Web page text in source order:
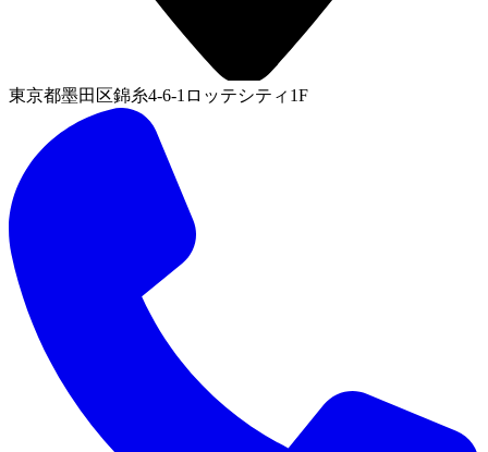
東京都墨田区錦糸4-6-1ロッテシティ1F